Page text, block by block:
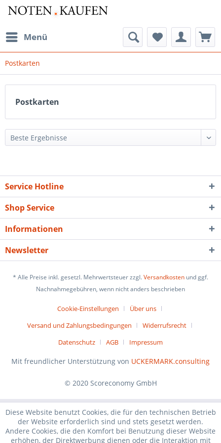
Menü
Postkarten
Postkarten
Service Hotline
Shop Service
Informationen
Newsletter
* Alle Preise inkl. gesetzl. Mehrwertsteuer zzgl.Versandkosten und ggf.
Nachnahmegebühren, wenn nicht anders beschrieben
Cookie-Einstellungen
Über uns
Versand und Zahlungsbedingungen
Widerrufsrecht
Datenschutz
AGB Impressum
Mit freundlicher Unterstützung von UCKERMARK.consulting
© 2020 Scoreconomy GmbH
Diese Website benutzt Cookies, die für den technischen Betrieb
der Website erforderlich sind und stets gesetzt werden.
Andere Cookies, die den Komfort bei Benutzung dieser Website
erhöhen, der Direktwerbung dienen oder die Interaktion mit